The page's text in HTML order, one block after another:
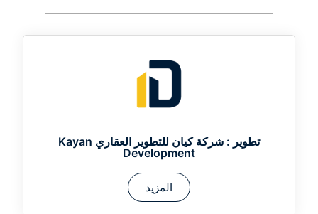
تطوير :
شركة كيان للتطوير العقاري Kayan
Development
المزيد